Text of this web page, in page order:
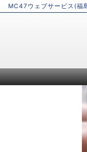
MC47ウェブサービス(福